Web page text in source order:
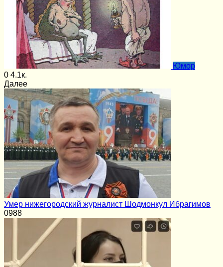
Юмор
0 4.1к.
Далее
Умер нижегородский журналист Шодмонкул Ибрагимов
0988